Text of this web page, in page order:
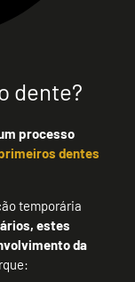
dente?
processo
dentes
temporária
estes
da